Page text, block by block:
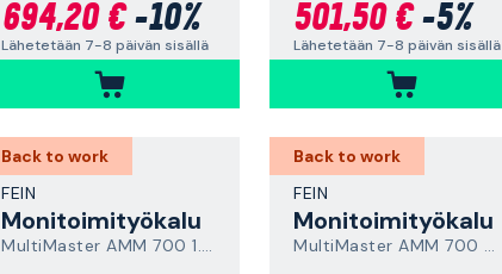
694,20 €-10%
Lähetetään 7-8 päivän sisällä
501,50 €-5%
Lähetetään 7-8 päivän sisällä
Back to work
FEIN
Monitoimityökalu
MultiMaster AMM 700 1.7 Q
Back to work
FEIN
Monitoimityökalu
MultiMaster AMM 700 Max AS